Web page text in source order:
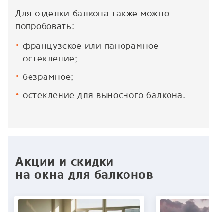
Для отделки балкона также можно
попробовать:
французское или панорамное
остекление;
безрамное;
остекление для выносного балкона.
Акции и скидки
на окна для балконов